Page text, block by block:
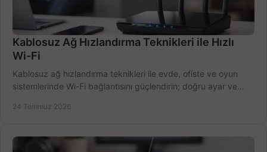
Kablosuz Ağ Hızlandırma Teknikleri ile Hızlı
Wi-Fi
Kablosuz ağ hızlandırma teknikleri ile evde, ofiste ve oyun
sistemlerinde Wi-Fi bağlantısını güçlendirin; doğru ayar ve
24 Temmuz 2026